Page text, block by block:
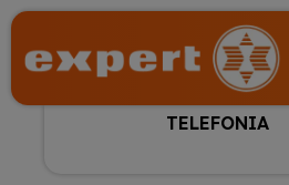
TELEFONIA